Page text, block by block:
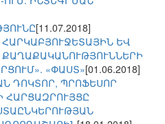
[11.07.2018]
ՀԱՐԿԱԲՅՈՒՋԵՏԱՅԻՆ ԵՎ
«ՓԱՍՏ»[01.06.2018]
ԴՈԿՏՈՐ, ՊՐՈՖԵՍՈՐ
ՀԱՐՑԱԶՐՈՒՅՑԸ